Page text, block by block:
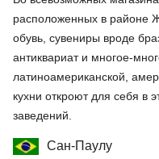
расположенных в районе
обувь, сувениры вроде
антиквариат и многое-
латиноамериканской,
кухни откроют для себя в
заведений.
Сан-Паулу